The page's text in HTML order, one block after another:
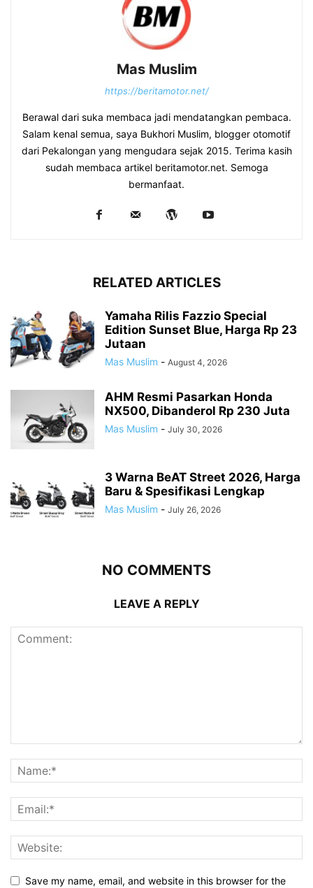
Mas Muslim
https://beritamotor.net/
Berawal dari suka membaca jadi mendatangkan pembaca.
Salam kenal semua, saya Bukhori Muslim, blogger otomotif
dari Pekalongan yang mengudara sejak 2015. Terima kasih
sudah membaca artikel beritamotor.net. Semoga
bermanfaat.
RELATED ARTICLES
Yamaha Rilis Fazzio Special
Edition Sunset Blue, Harga Rp 23
Jutaan
Mas Muslim - August 4, 2026
AHM Resmi Pasarkan Honda
NX500, Dibanderol Rp 230 Juta
Mas Muslim - July 30, 2026
3 Warna BeAT Street 2026, Harga
Baru & Spesifikasi Lengkap
Mas Muslim - July 26, 2026
NO COMMENTS
LEAVE A REPLY
Save my name, email, and website in this browser for the